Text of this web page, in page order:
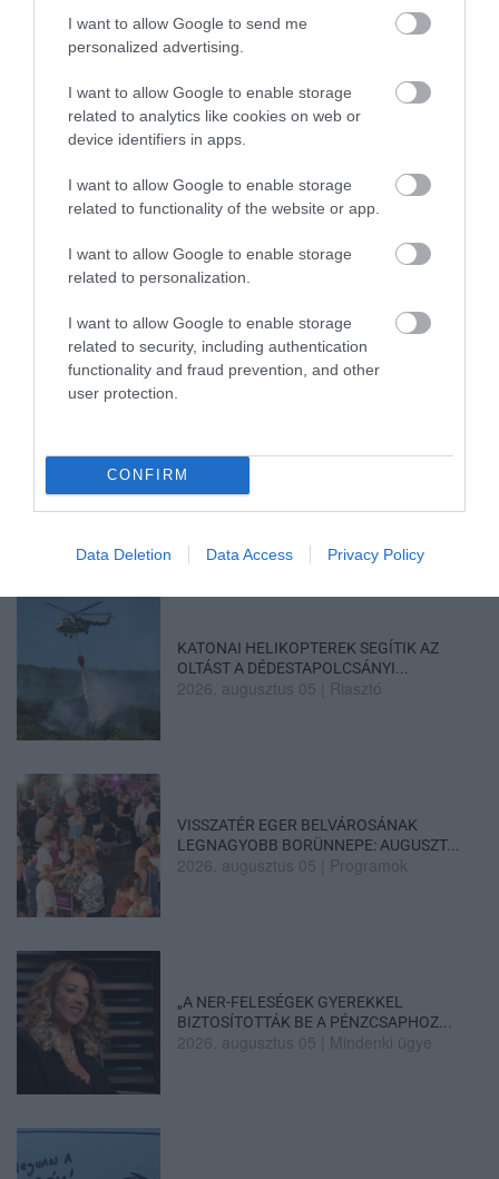
I want to allow Google to send me
personalized advertising.
I want to allow Google to enable storage
related to analytics like cookies on web or
device identifiers in apps.
I want to allow Google to enable storage
related to functionality of the website or app.
I want to allow Google to enable storage
related to personalization.
I want to allow Google to enable storage
related to security, including authentication
functionality and fraud prevention, and other
user protection.
CONFIRM
Data Deletion Data Access Privacy Policy
Legfrissebb híreink
SZÉLERŐMŰVI PÁLYÁZATOKAT, M...
2026. augusztus 06|Mindenki ügye
ELOLTOTTÁK A TÜZET
DÉDESTAPOLCSÁNYNÁL, KILENCÓRÁS
KÜZDELE...
KATONAI HELIKOPTEREK SEGÍTIK AZ
OLTÁST A DÉDESTAPOLCSÁNYI...
2026. augusztus 05 Riasztó
VISSZATÉR EGER BELVÁROSÁNAK
LEGNAGYOBB BORÜNNEPE: AUGUSZT...
2026. augusztus 05 Programok
„A NER-FELESÉGEK GYEREKKEL
BIZTOSÍTOTTÁK BE A PÉNZCSAPHOZ...
2026. augusztus 05 Mindenki ügye